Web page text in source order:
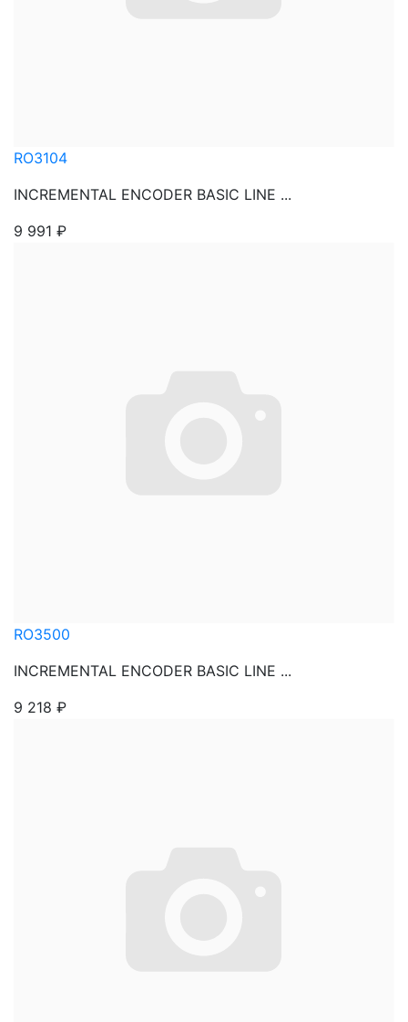
RO3104
INCREMENTAL ENCODER BASIC LINE ...
9 991 ₽
RO3500
INCREMENTAL ENCODER BASIC LINE ...
9 218 ₽